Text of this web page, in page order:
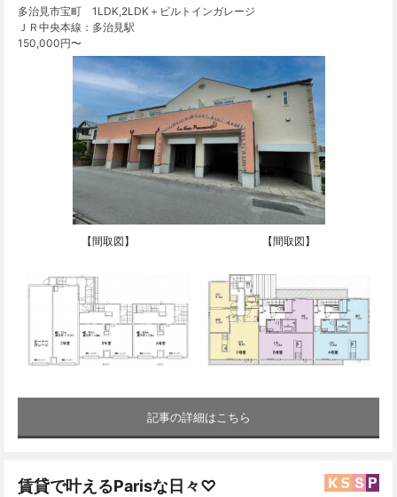
多治見市宝町 1LDK,2LDK＋ビルトインガレージ
ＪＲ中央本線：多治見駅
150,000円〜
【間取図】 【間取図】
記事の詳細はこちら
賃貸で叶えるParisな日々♡